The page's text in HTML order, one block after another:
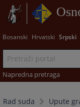
Bosanski Hrvatski Srpski
Napredna pretraga
Rad suda Upute